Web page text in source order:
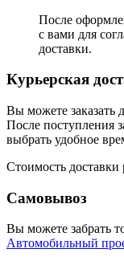
После
с вами для
доставки.
Курьерская
Вы можете заказать
После поступления
выбрать удобное
Стоимость доставки
Самовывоз
Вы можете забрать
Автомобильный